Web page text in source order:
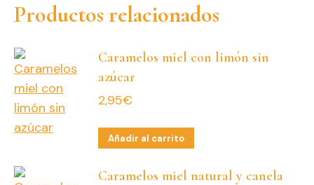
Productos relacionados
Caramelos miel con limón sin
azúcar
2,95€
Añadir al carrito
Caramelos miel natural y canela